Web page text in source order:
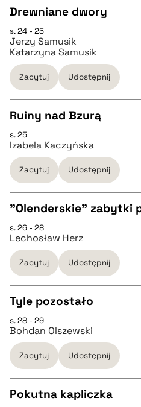
BIBTEX
pobierz cytat
CZYSTY TEKST
pobierz cytat
pobierz cytat
Drewniane dwory
s. 24 - 25
Jerzy Samusik
Katarzyna Samusik
Zacytuj Udostępnij
CZYSTY TEKST
pobierz cytat
BIBTEX
pobierz cytat
Ruiny nad Bzurą
s. 25
Izabela Kaczyńska
Zacytuj Udostępnij
CZYSTY TEKST
pobierz cytat
BIBTEX
pobierz cytat
"Olenderskie" zabytki
s. 26 - 28
Lechosław Herz
Zacytuj Udostępnij
CZYSTY TEKST
pobierz cytat
BIBTEX
Tyle pozostało
s. 28 - 29
Bohdan Olszewski
Zacytuj Udostępnij
Pokutna kapliczka